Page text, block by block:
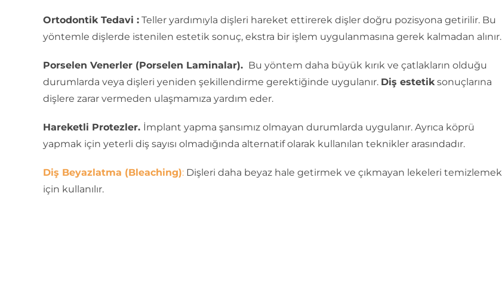
Ortodontik Tedavi :Teller yardımıyla dişleri hareket ettirerek dişler doğru pozisyona getirilir. Bu
yöntemle dişlerde istenilen estetik sonuç, ekstra bir işlem uygulanmasına gerek kalmadan alınır.
Porselen Venerler (Porselen Laminalar). Bu yöntem daha büyük kırık ve çatlakların olduğu
durumlarda veya dişleri yeniden şekillendirme gerektiğinde uygulanır. Diş estetiksonuçlarına
dişlere zarar vermeden ulaşmamıza yardım eder.
Hareketli Protezler. İmplant yapma şansımız olmayan durumlarda uygulanır. Ayrıca köprü
yapmak için yeterli diş sayısı olmadığında alternatif olarak kullanılan teknikler arasındadır.
Diş Beyazlatma (Bleaching):Dişleri daha beyaz hale getirmek ve çıkmayan lekeleri temizlemek
için kullanılır.